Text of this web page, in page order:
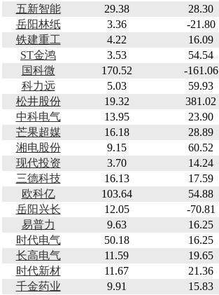
五新智能
29.38 28.30
岳阳林纸
3.36 -21.80
铁建重工
4.22 16.09
ST金鸿
3.53 54.54
国科微
170.52 -161.06
科力远
5.03 59.93
松井股份
19.32 381.02
中科电气
13.95 23.90
芒果超媒
16.18 28.89
湘电股份
9.15 60.52
现代投资
3.70 14.24
三德科技
16.13 17.59
欧科亿
103.64 54.88
岳阳兴长
12.05 -70.81
易普力
9.63 16.25
时代电气
50.18 16.25
长高电气
11.59 19.65
时代新材
11.67 21.36
千金药业
9.91 15.83